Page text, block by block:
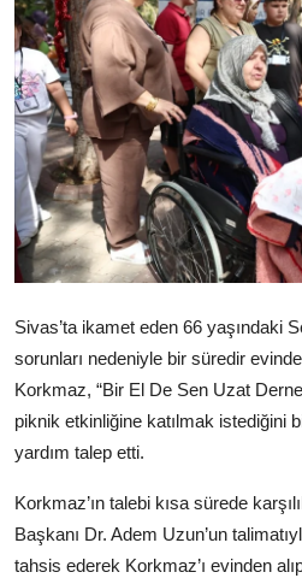
Sivas’ta ikamet eden 66 yaşındaki
sorunları nedeniyle bir süredir
Korkmaz, “Bir El De Sen Uzat
piknik etkinliğine katılmak istediğini
yardım talep etti.
Korkmaz’ın talebi kısa sürede
Başkanı Dr. Adem Uzun’un
tahsis ederek Korkmaz’ı evinden